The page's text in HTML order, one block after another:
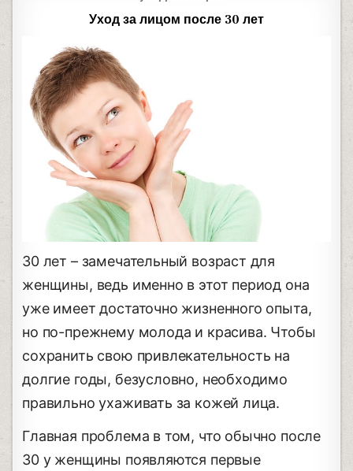
Уход за лицом после 30 лет
30 лет – замечательный возраст для
женщины, ведь именно в этот период она
уже имеет достаточно жизненного опыта,
но по-прежнему молода и красива. Чтобы
сохранить свою привлекательность на
долгие годы, безусловно, необходимо
правильно ухаживать за кожей лица.
Главная проблема в том, что обычно после
30 у женщины появляются первые